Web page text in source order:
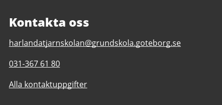
Kontakta oss
E-
till
Härlandatjärnskolan
F-
harlandatjarnskolan@grundskola.goteborg.se
Telefonnummer
Härlandatjärnskolan
031-367 61 80
Alla kontaktuppgifter